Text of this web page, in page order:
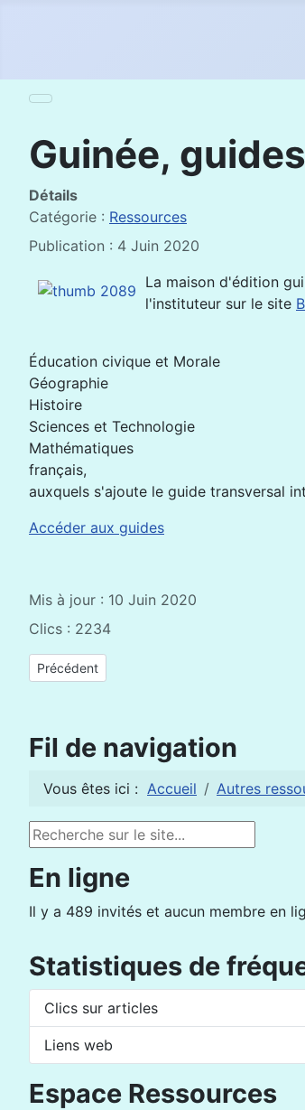
Espace Ressources
Guinée,
Détails
Catégorie : Ressources
Publication : 4 Juin 2020
La maison d'édition
l'instituteur sur le site
Éducation civique et Morale
Géographie
Histoire
Sciences et Technologie
Mathématiques
français,
auxquels s'ajoute le guide transversal
Accéder aux guides
Mis à jour : 10 Juin 2020
Clics : 2234
Article précédent : En pleine pandémie de
Précédent
Fil de navigation
Vous êtes ici : Accueil Autres
Rechercher
En ligne
Il y a 489 invités et aucun membre en
Statistiques de
Clics sur articles
Liens web